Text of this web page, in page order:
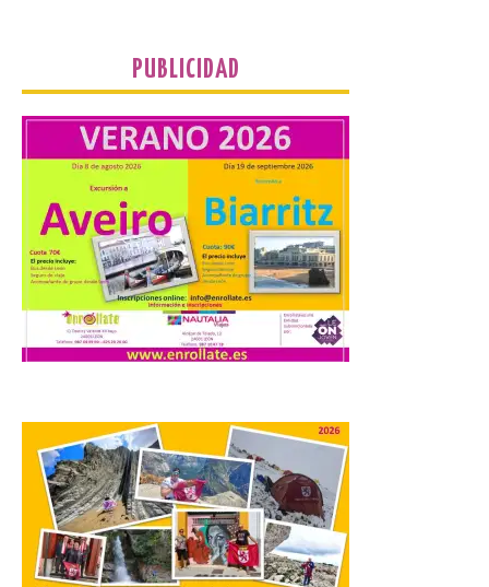
Camarzius fest: frente al
macroevento, un festival
cultural transformador
que apuesta por el legado.
6 Ago 2026
Los días 7, 8 y 9 de agosto
de 2026, Camarzana de
Tera volverá a convertirse
en punto de encuentro,
con la Villa Romana de
El Ayuntamiento de
Cabrillanes analizará,
conforme a la legalidad, la
solicitud para la
PUBLICIDAD